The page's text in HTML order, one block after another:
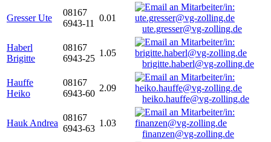
Gresser Ute
08167
6943-11
0.01
ute.gresser@vg-zolling.de
Haberl
Brigitte
08167
6943-25
1.05
brigitte.haberl@vg-zolling.de
Hauffe
Heiko
08167
6943-60
2.09
heiko.hauffe@vg-zolling.de
Hauk Andrea
08167
6943-63
1.03
finanzen@vg-zolling.de